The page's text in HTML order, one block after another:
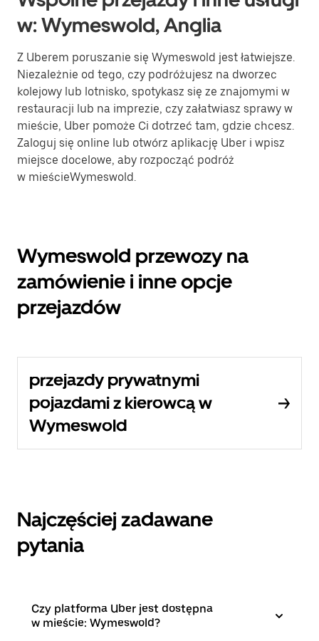
w: Wymeswold, Anglia
Z Uberem poruszanie się Wymeswold jest łatwiejsze.
Niezależnie od tego, czy podróżujesz na dworzec
kolejowy lub lotnisko, spotykasz się ze znajomymi w
restauracji lub na imprezie, czy załatwiasz sprawy w
mieście, Uber pomoże Ci dotrzeć tam, gdzie chcesz.
Zaloguj się online lub otwórz aplikację Uber i wpisz
miejsce docelowe, aby rozpocząć podróż
w mieścieWymeswold.
Wymeswold przewozy na
zamówienie i inne opcje
przejazdów
przejazdy prywatnymi
pojazdami z kierowcą w
Wymeswold
Najczęściej zadawane
pytania
Czy platforma Uber jest dostępna
w mieście: Wymeswold?